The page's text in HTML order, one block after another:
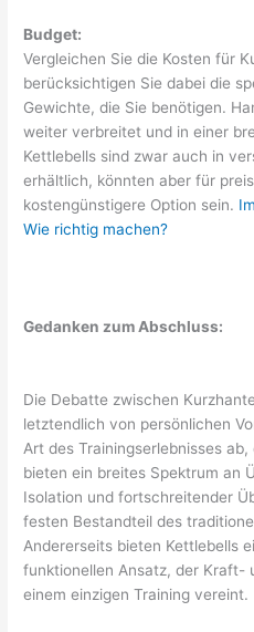
Budget:
Vergleichen Sie die Kosten für
berücksichtigen Sie dabei die
Gewichte, die Sie benötigen.
weiter verbreitet und in einer
Kettlebells sind zwar auch in
erhältlich, könnten aber für
kostengünstigere Option sein.
Wie richtig machen?
Gedanken zum Abschluss:
Die Debatte zwischen
letztendlich von persönlichen
Art des Trainingserlebnisses
bieten ein breites Spektrum an
Isolation und fortschreitender
festen Bestandteil des
Andererseits bieten Kettlebells
funktionellen Ansatz, der Kraft-
einem einzigen Training vereint.